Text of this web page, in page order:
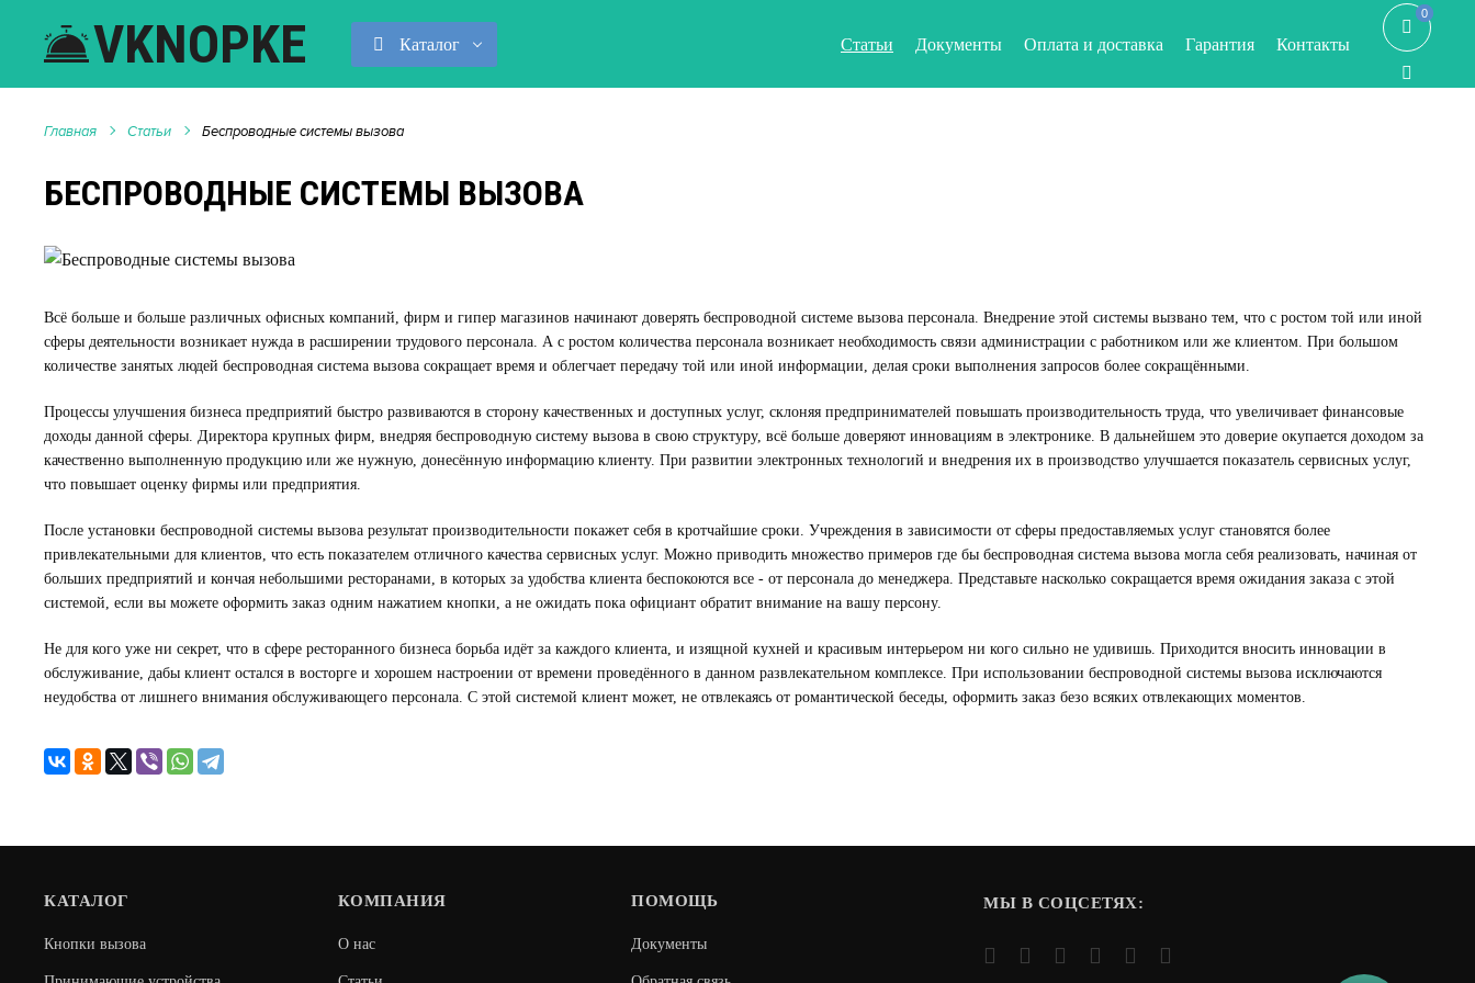
VKNOPKE 0
0
Статьи Документы Оплата и доставка Гарантия Контакты
Каталог
Главная Статьи Беспроводные системы вызова
БЕСПРОВОДНЫЕ СИСТЕМЫ ВЫЗОВА
Всё больше и больше различных офисных компаний, фирм и гипер магазинов начинают доверять беспроводной системе вызова персонала. Внедрение этой системы вызвано тем, что с ростом той или иной
сферы деятельности возникает нужда в расширении трудового персонала. А с ростом количества персонала возникает необходимость связи администрации с работником или же клиентом. При большом
количестве занятых людей беспроводная система вызова сокращает время и облегчает передачу той или иной информации, делая сроки выполнения запросов более сокращёнными.
Процессы улучшения бизнеса предприятий быстро развиваются в сторону качественных и доступных услуг, склоняя предпринимателей повышать производительность труда, что увеличивает финансовые
доходы данной сферы. Директора крупных фирм, внедряя беспроводную систему вызова в свою структуру, всё больше доверяют инновациям в электронике. В дальнейшем это доверие окупается доходом за
качественно выполненную продукцию или же нужную, донесённую информацию клиенту. При развитии электронных технологий и внедрения их в производство улучшается показатель сервисных услуг,
что повышает оценку фирмы или предприятия.
После установки беспроводной системы вызова результат производительности покажет себя в кротчайшие сроки. Учреждения в зависимости от сферы предоставляемых услуг становятся более
привлекательными для клиентов, что есть показателем отличного качества сервисных услуг. Можно приводить множество примеров где бы беспроводная система вызова могла себя реализовать, начиная от
больших предприятий и кончая небольшими ресторанами, в которых за удобства клиента беспокоются все - от персонала до менеджера. Представьте насколько сокращается время ожидания заказа с этой
системой, если вы можете оформить заказ одним нажатием кнопки, а не ожидать пока официант обратит внимание на вашу персону.
Не для кого уже ни секрет, что в сфере ресторанного бизнеса борьба идёт за каждого клиента, и изящной кухней и красивым интерьером ни кого сильно не удивишь. Приходится вносить инновации в
обслуживание, дабы клиент остался в восторге и хорошем настроении от времени проведённого в данном развлекательном комплексе. При использовании беспроводной системы вызова исключаются
неудобства от лишнего внимания обслуживающего персонала. С этой системой клиент может, не отвлекаясь от романтической беседы, оформить заказ безо всяких отвлекающих моментов.
КАТАЛОГ
Кнопки вызова
КОМПАНИЯ
О нас
ПОМОЩЬ
Документы
МЫ В СОЦСЕТЯХ: